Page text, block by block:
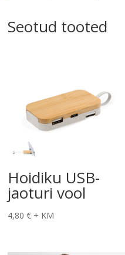
Seotud tooted
Hoidiku USB-
jaoturi vool
4,80€ + KM